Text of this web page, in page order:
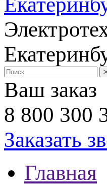
Ваш заказ
8 800 300
Заказать
Главная